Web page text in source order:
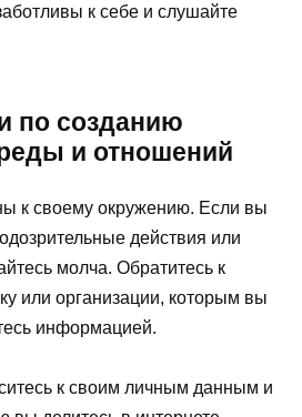
к себе и слушайте
по созданию
и отношений
к своему окружению. Если вы
действия или
молча. Обратитесь к
или организации, которым вы
информацией.
к своим личным данным и